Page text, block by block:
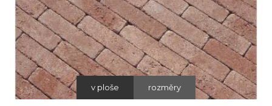
v ploše rozměry